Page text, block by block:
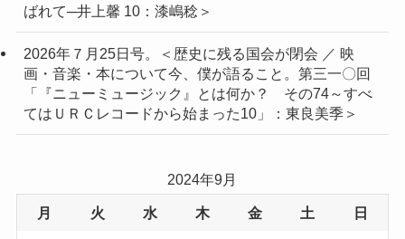
ばれて─井上馨 10：漆嶋稔＞
2026年７月25日号。＜歴史に残る国会が閉会 ／ 映
画・音楽・本について今、僕が語ること。第三一〇回
「『ニューミュージック』とは何か？ その74～すべ
てはＵＲＣレコードから始まった10」：東良美季＞
2024年9月
月 火 水 木 金 土 日